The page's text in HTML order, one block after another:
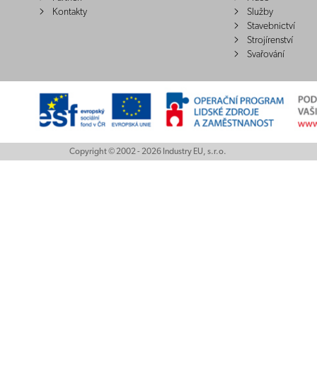
Kontakty
Služby
Stavebnictví
Strojírenství
Svařování
Copyright © 2002 - 2026 Industry EU, s.r.o.